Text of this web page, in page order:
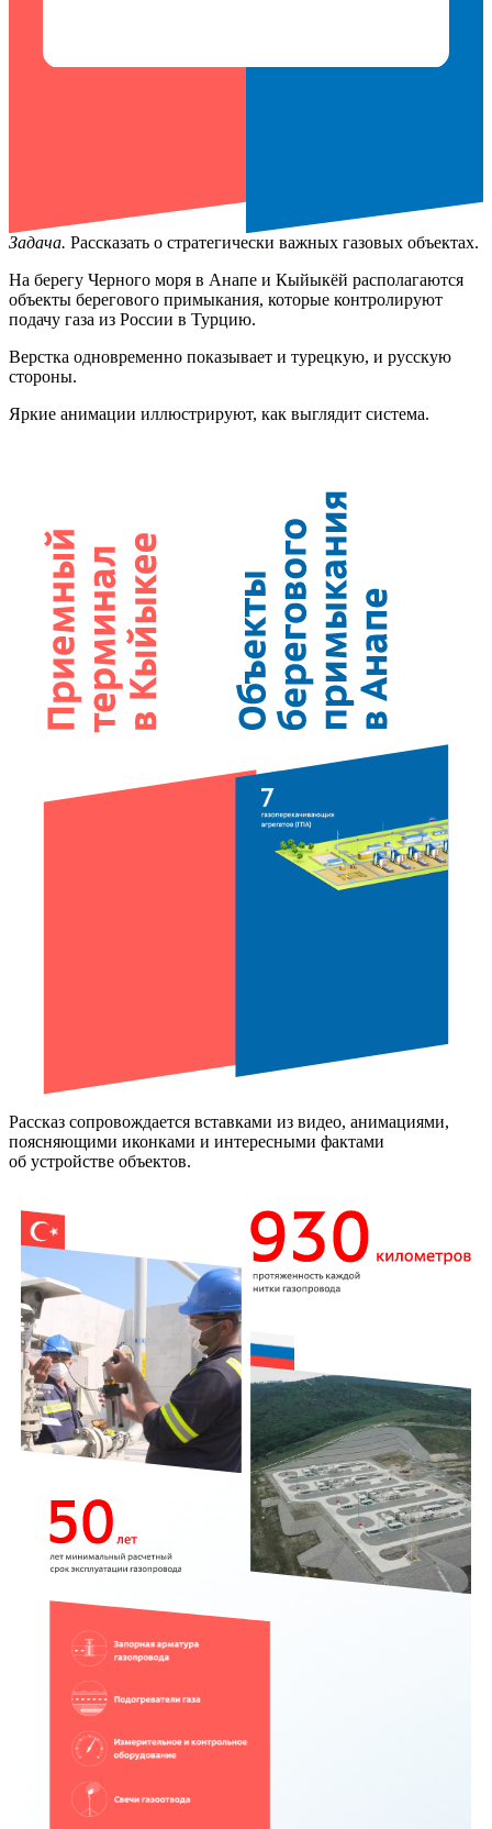
Задача. Рассказать о стратегически важных газовых объектах.
На берегу Черного моря в Анапе и Кыйыкёй располагаются
объекты берегового примыкания, которые контролируют
подачу газа из России в Турцию.
Верстка одновременно показывает и турецкую, и русскую
стороны.
Яркие анимации иллюстрируют, как выглядит система.
Рассказ сопровождается вставками из видео, анимациями,
поясняющими иконками и интересными фактами
об устройстве объектов.